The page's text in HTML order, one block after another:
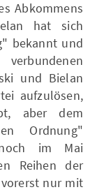
Abkommens
hat sich
bekannt und
und Bielan
aufzulösen,
aber dem
Ordnung"
im Mai
Reihen der
nur mit